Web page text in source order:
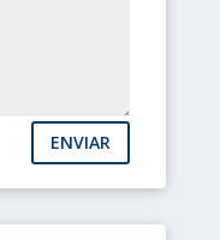
ENVIAR